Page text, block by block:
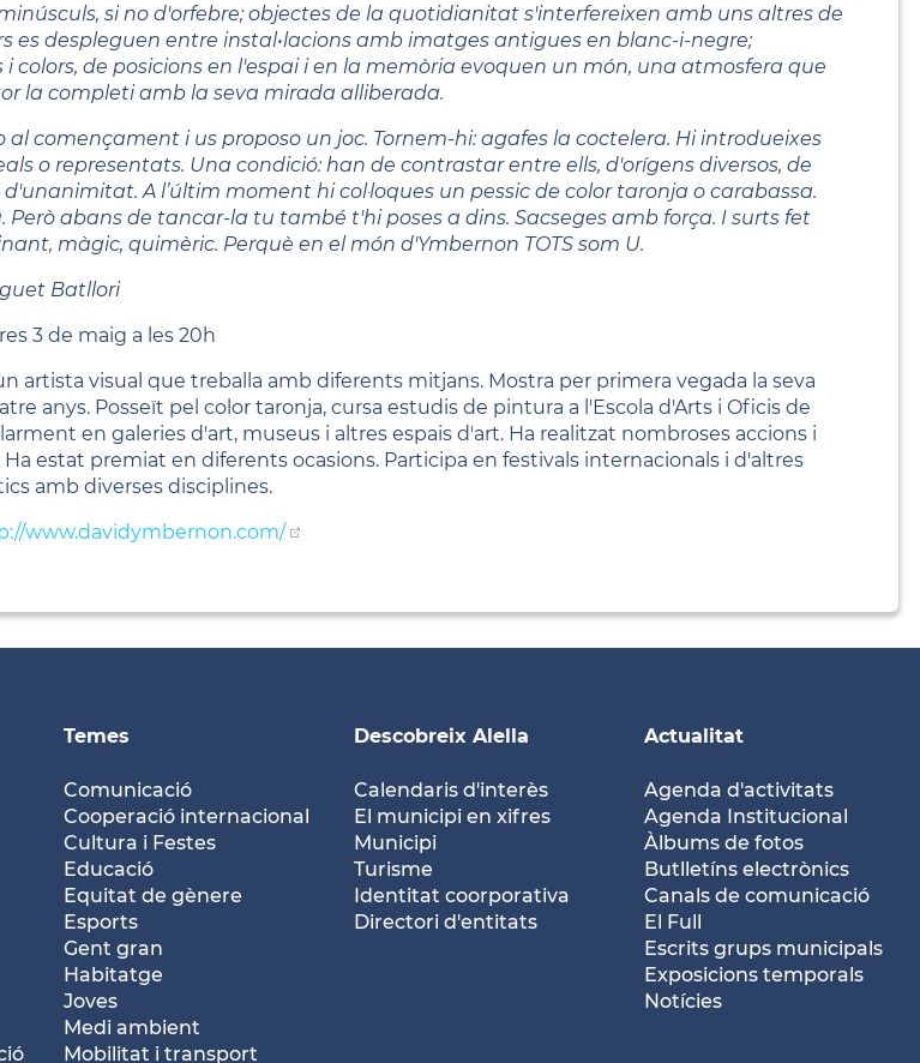
si no d'orfebre; objectes de la quotidianitat s'interfereixen amb uns altres de
es despleguen entre instal•lacions amb imatges antigues en blanc-i-negre;
i colors, de posicions en l'espai i en la memòria evoquen un món, una atmosfera que
la completi amb la seva mirada alliberada.
al començament i us proposo un joc. Tornem-hi: agafes la coctelera. Hi introdueixes
o representats. Una condició: han de contrastar entre ells, d'orígens diversos, de
A l’últim moment hi col·loques un pessic de color taronja o carabassa.
Però abans de tancar-la tu també t'hi poses a dins. Sacseges amb força. I surts fet
màgic, quimèric. Perquè en el món d'Ymbernon TOTS som U.
Batllori
3 de maig a les 20h
artista visual que treballa amb diferents mitjans. Mostra per primera vegada la seva
anys. Posseït pel color taronja, cursa estudis de pintura a l'Escola d'Arts i Oficis de
en galeries d'art, museus i altres espais d'art. Ha realitzat nombroses accions i
estat premiat en diferents ocasions. Participa en festivals internacionals i d'altres
amb diverses disciplines.
www.davidymbernon.com/
Temes
Comunicació
Cooperació internacional
Cultura i Festes
Educació
Equitat de gènere
Esports
Gent gran
Habitatge
Joves
Medi ambient
Mobilitat i transport
Descobreix Alella
Calendaris d'interès
El municipi en xifres
Municipi
Turisme
Identitat coorporativa
Directori d'entitats
Actualitat
Agenda d'activitats
Agenda Institucional
Àlbums de fotos
Butlletíns electrònics
Canals de comunicació
El Full
Escrits grups municipals
Exposicions temporals
Notícies